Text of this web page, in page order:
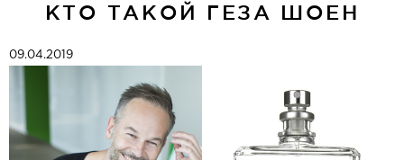
КТО ТАКОЙ ГЕЗА ШОЕН
09.04.2019